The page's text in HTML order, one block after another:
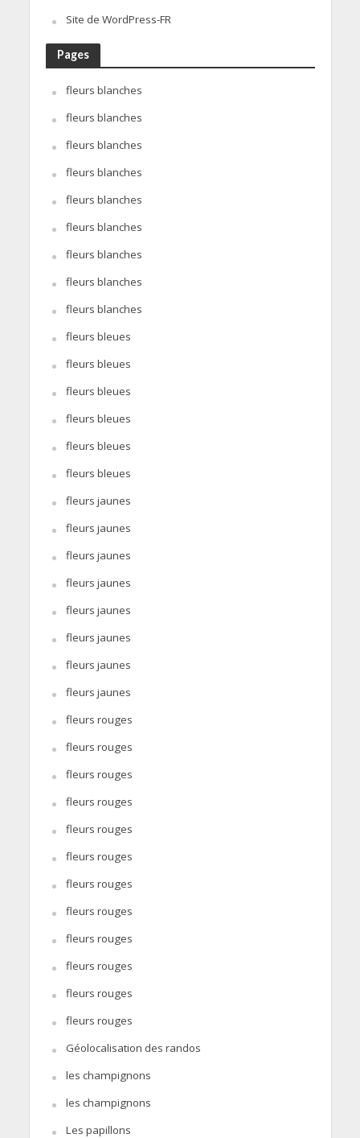
Site de WordPress-FR
Pages
fleurs blanches
fleurs blanches
fleurs blanches
fleurs blanches
fleurs blanches
fleurs blanches
fleurs blanches
fleurs blanches
fleurs blanches
fleurs bleues
fleurs bleues
fleurs bleues
fleurs bleues
fleurs bleues
fleurs bleues
fleurs jaunes
fleurs jaunes
fleurs jaunes
fleurs jaunes
fleurs jaunes
fleurs jaunes
fleurs jaunes
fleurs jaunes
fleurs rouges
fleurs rouges
fleurs rouges
fleurs rouges
fleurs rouges
fleurs rouges
fleurs rouges
fleurs rouges
fleurs rouges
fleurs rouges
fleurs rouges
fleurs rouges
Géolocalisation des randos
les champignons
les champignons
Les papillons